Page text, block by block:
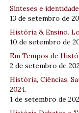
Sínteses e
13 de setembro de
História & Ensino.
10 de setembro de
Em Tempos de
2 de setembro de
História, Ciências,
2024.
1 de setembro de